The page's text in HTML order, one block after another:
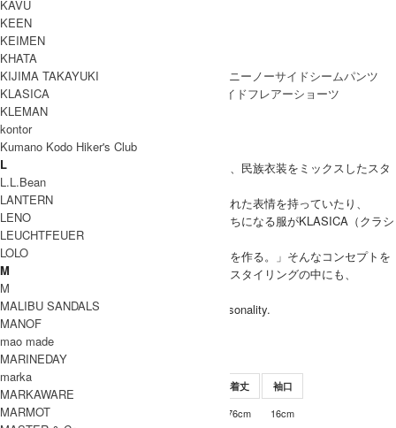
Coordinate Item
ブランド紹介
KLASICA
ヴィンテージウェア、過去から現在のモード、民族衣装をミックスしたスタ
イリングを。
風合いの良い天然素材を使用することで、枯れた表情を持っていたり、
着続けることで、ヴィンテージのような顔立ちになる服がKLASICA（クラシ
カ）。
「ファッションを作るのではなく、スタイルを作る。」そんなコンセプトを
持つ、クラシカのアイテムは、ベーシックなスタイリングの中にも、
KLASICAのこだわりが感じられます。
We wish our products gaining everyone's personality.
Not only fashion,but style....
KLASICA 取り扱い商品
SIZE
着丈 袖口
2 76cm 16cm
KAVU
KEEN
KEIMEN
KHATA
KIJIMA TAKAYUKI
KLASICA
KLEMAN
kontor
Kumano Kodo Hiker's Club
L
L.L.Bean
LANTERN
LENO
LEUCHTFEUER
LOLO
M
M
MALIBU SANDALS
MANOF
mao made
MARINEDAY
marka
MARKAWARE
MARMOT